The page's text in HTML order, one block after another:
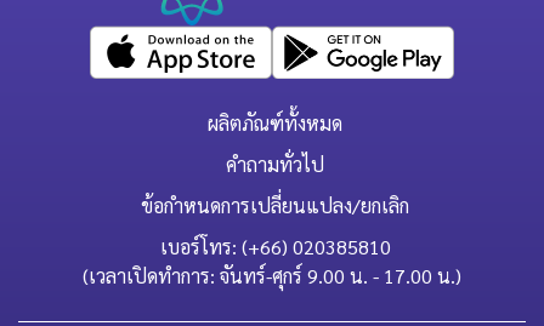
ผลิตภัณฑ์ทั้งหมด
คำถามทั่วไป
ข้อกำหนดการเปลี่ยนแปลง/ยกเลิก
เบอร์โทร: (+66) 020385810
(เวลาเปิดทำการ: จันทร์-ศุกร์ 9.00 น. - 17.00 น.)